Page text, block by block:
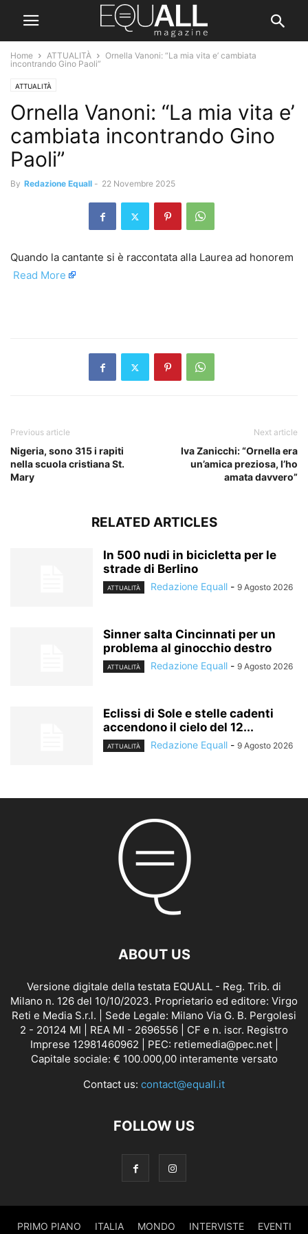
Home ATTUALITÀ
Ornella Vanoni: “La mia vita e’ cambiata
incontrando Gino Paoli”
ATTUALITÀ
Ornella Vanoni: “La mia vita e’
cambiata incontrando Gino
Paoli”
By Redazione Equall - 22 Novembre 2025
Quando la cantante si è raccontata alla Laurea ad honorem ​
Read More
Previous article
Nigeria, sono 315 i rapiti
nella scuola cristiana St.
Mary
Next article
Iva Zanicchi: “Ornella era
un’amica preziosa, l’ho
amata davvero”
RELATED ARTICLES
In 500 nudi in bicicletta per le
strade di Berlino
ATTUALITÀ Redazione Equall - 9 Agosto 2026
Sinner salta Cincinnati per un
problema al ginocchio destro
ATTUALITÀ Redazione Equall - 9 Agosto 2026
Eclissi di Sole e stelle cadenti
accendono il cielo del 12...
ATTUALITÀ Redazione Equall - 9 Agosto 2026
ABOUT US
Versione digitale della testata EQUALL - Reg. Trib. di
Milano n. 126 del 10/10/2023. Proprietario ed editore: Virgo
Reti e Media S.r.l. | Sede Legale: Milano Via G. B. Pergolesi
2 - 20124 MI | REA MI - 2696556 | CF e n. iscr. Registro
Imprese 12981460962 | PEC: retiemedia@pec.net |
Capitale sociale: € 100.000,00 interamente versato
Contact us: contact@equall.it
FOLLOW US
PRIMO PIANO ITALIA MONDO INTERVISTE EVENTI